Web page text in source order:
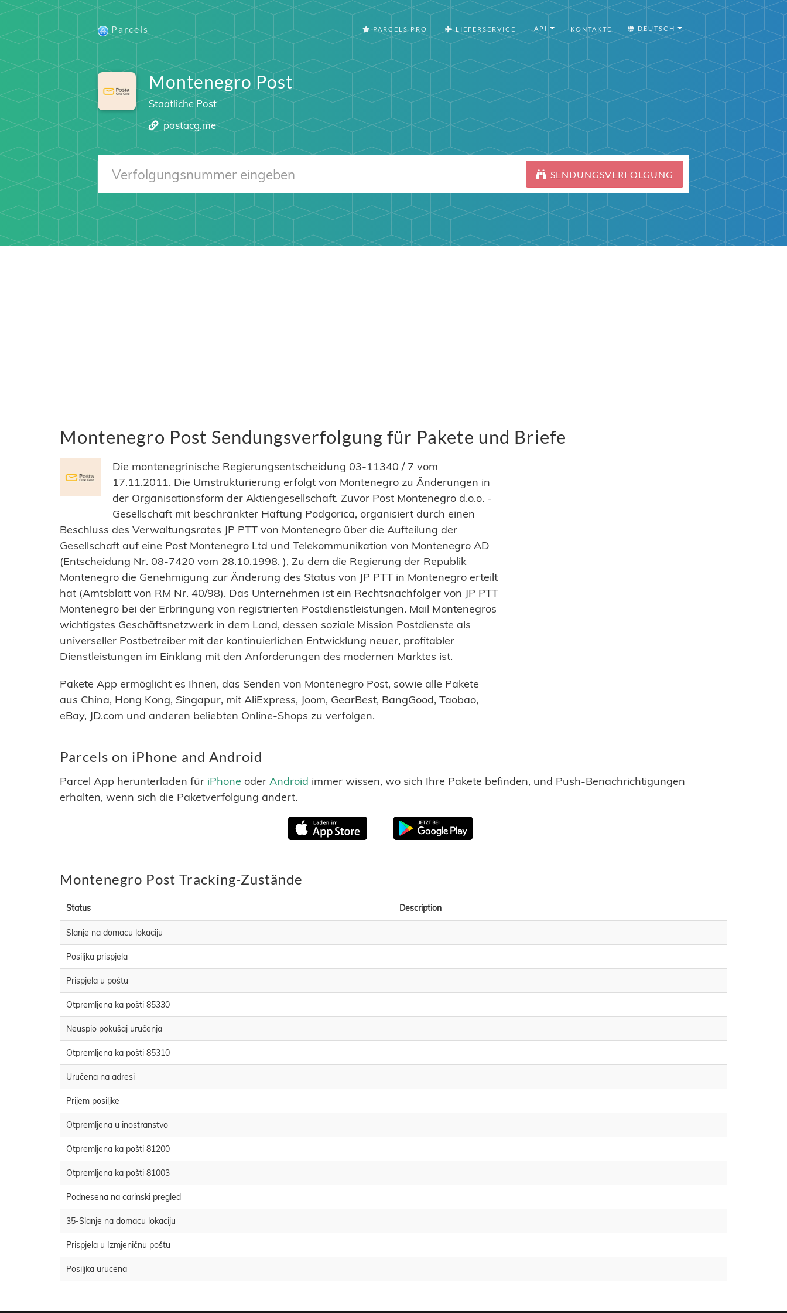
Parcels PARCELS PRO LIEFERSERVICE API KONTAKTE DEUTSCH
Montenegro Post
Staatliche Post
postacg.me
SENDUNGSVERFOLGUNG
Montenegro Post Sendungsverfolgung für Pakete und Briefe
Die montenegrinische Regierungsentscheidung 03-11340 / 7 vom
17.11.2011. Die Umstrukturierung erfolgt von Montenegro zu Änderungen in
der Organisationsform der Aktiengesellschaft. Zuvor Post Montenegro d.o.o. -
Gesellschaft mit beschränkter Haftung Podgorica, organisiert durch einen
Beschluss des Verwaltungsrates JP PTT von Montenegro über die Aufteilung der
Gesellschaft auf eine Post Montenegro Ltd und Telekommunikation von Montenegro AD
(Entscheidung Nr. 08-7420 vom 28.10.1998. ), Zu dem die Regierung der Republik
Montenegro die Genehmigung zur Änderung des Status von JP PTT in Montenegro erteilt
hat (Amtsblatt von RM Nr. 40/98). Das Unternehmen ist ein Rechtsnachfolger von JP PTT
Montenegro bei der Erbringung von registrierten Postdienstleistungen. Mail Montenegros
wichtigstes Geschäftsnetzwerk in dem Land, dessen soziale Mission Postdienste als
universeller Postbetreiber mit der kontinuierlichen Entwicklung neuer, profitabler
Dienstleistungen im Einklang mit den Anforderungen des modernen Marktes ist.
Pakete App ermöglicht es Ihnen, das Senden von Montenegro Post, sowie alle Pakete
aus China, Hong Kong, Singapur, mit AliExpress, Joom, GearBest, BangGood, Taobao,
eBay, JD.com und anderen beliebten Online-Shops zu verfolgen.
Parcels on iPhone and Android
Parcel App herunterladen für iPhone oder Android immer wissen, wo sich Ihre Pakete befinden, und Push-Benachrichtigungen
erhalten, wenn sich die Paketverfolgung ändert.
Montenegro Post Tracking-Zustände
Status Description
Slanje na domacu lokaciju
Posiljka prispjela
Prispjela u poštu
Otpremljena ka pošti 85330
Neuspio pokušaj uručenja
Otpremljena ka pošti 85310
Uručena na adresi
Prijem posiljke
Otpremljena u inostranstvo
Otpremljena ka pošti 81200
Otpremljena ka pošti 81003
Podnesena na carinski pregled
35-Slanje na domacu lokaciju
Prispjela u Izmjeničnu poštu
Posiljka urucena